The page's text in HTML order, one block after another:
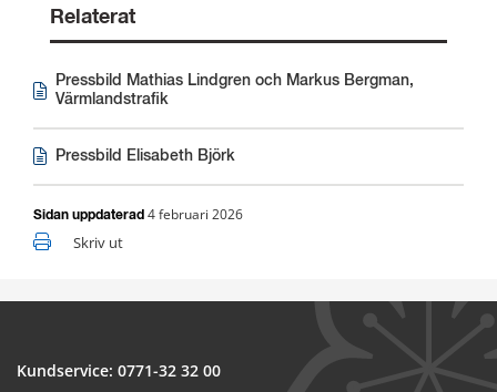
Relaterat
Pressbild Mathias Lindgren och Markus Bergman,
Värmlandstrafik
Jpg, 825 kB.
Pressbild Elisabeth Björk
Jpg, 2 MB.
Sidan uppdaterad 4 februari 2026
Skriv ut
Kundservice: 0771-32 32 00